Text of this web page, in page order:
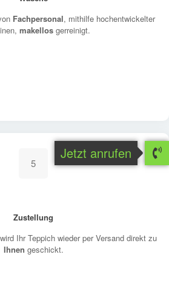
Fachpersonal, mithilfe hochentwickelter
makellos gerreinigt.
5
Zustellung
wird Ihr Teppich wieder per Versand direkt zu
Ihnen geschickt.
Jetzt anrufen